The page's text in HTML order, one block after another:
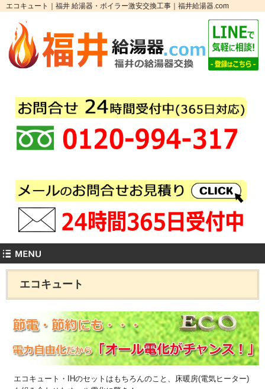
エコキュート｜福井 給湯器・ボイラー激安交換工事｜福井給湯器.com
エコキュート
エコキュート・IHのセットはもちろんのこと、床暖房(電気ヒーター)